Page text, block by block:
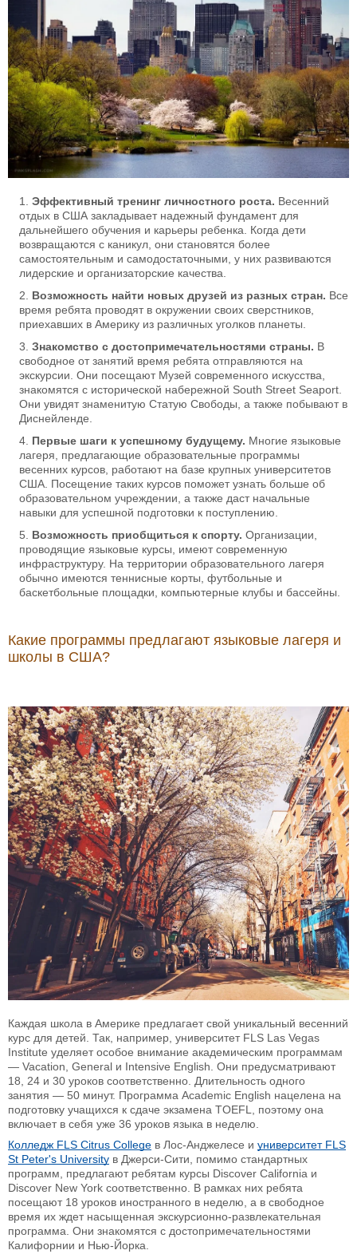
Эффективный тренинг личностного роста. Весенний
отдых в США закладывает надежный фундамент для
дальнейшего обучения и карьеры ребенка. Когда дети
возвращаются с каникул, они становятся более
самостоятельным и самодостаточными, у них развиваются
лидерские и организаторские качества.
Возможность найти новых друзей из разных стран. Все
время ребята проводят в окружении своих сверстников,
приехавших в Америку из различных уголков планеты.
Знакомство с достопримечательностями страны. В
свободное от занятий время ребята отправляются на
экскурсии. Они посещают Музей современного искусства,
знакомятся с исторической набережной South Street Seaport.
Они увидят знаменитую Статую Свободы, а также побывают в
Диснейленде.
Первые шаги к успешному будущему. Многие языковые
лагеря, предлагающие образовательные программы
весенних курсов, работают на базе крупных университетов
США. Посещение таких курсов поможет узнать больше об
образовательном учреждении, а также даст начальные
навыки для успешной подготовки к поступлению.
Возможность приобщиться к спорту. Организации,
проводящие языковые курсы, имеют современную
инфраструктуру. На территории образовательного лагеря
обычно имеются теннисные корты, футбольные и
баскетбольные площадки, компьютерные клубы и бассейны.
Какие программы предлагают языковые лагеря и
школы в США?
Каждая школа в Америке предлагает свой уникальный весенний
курс для детей. Так, например, университет FLS Las Vegas
Institute уделяет особое внимание академическим программам
— Vacation, General и Intensive English. Они предусматривают
18, 24 и 30 уроков соответственно. Длительность одного
занятия — 50 минут. Программа Academic English нацелена на
подготовку учащихся к сдаче экзамена TOEFL, поэтому она
включает в себя уже 36 уроков языка в неделю.
Колледж FLS Citrus College в Лос-Анджелесе и университет FLS
St Peter's University в Джерси-Сити, помимо стандартных
программ, предлагают ребятам курсы Discover California и
Discover New York соответственно. В рамках них ребята
посещают 18 уроков иностранного в неделю, а в свободное
время их ждет насыщенная экскурсионно-развлекательная
программа. Они знакомятся с достопримечательностями
Калифорнии и Нью-Йорка.